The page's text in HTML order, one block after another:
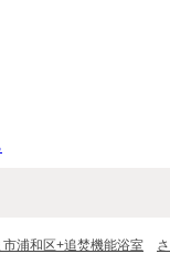
市浦和区+追焚機能浴室